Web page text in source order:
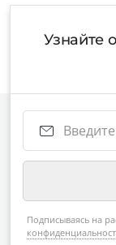
Узнайте
Подписываясь на